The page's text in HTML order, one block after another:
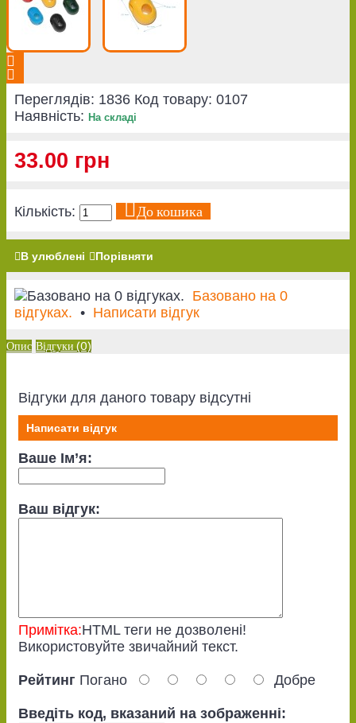
Переглядів: 1836 Код товару: 0107
Наявність: На складі
33.00 грн
Кількість: До кошика
В улюблені Порівняти
Базовано на 0
відгуках. • Написати відгук
Опис Відгуки (0)
Відгуки для даного товару відсутні
Написати відгук
Ваше Ім’я:
Ваш відгук:
Примітка:HTML теги не дозволені!
Використовуйте звичайний текст.
Рейтинг Погано Добре
Введіть код, вказаний на зображенні: